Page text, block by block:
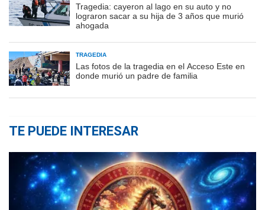
Tragedia: cayeron al lago en su auto y no
lograron sacar a su hija de 3 años que murió
ahogada
TRAGEDIA
Las fotos de la tragedia en el Acceso Este en
donde murió un padre de familia
TE PUEDE INTERESAR